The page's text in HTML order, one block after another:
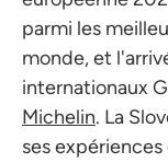
parmi les
monde, et
internationaux
Michelin. La
ses